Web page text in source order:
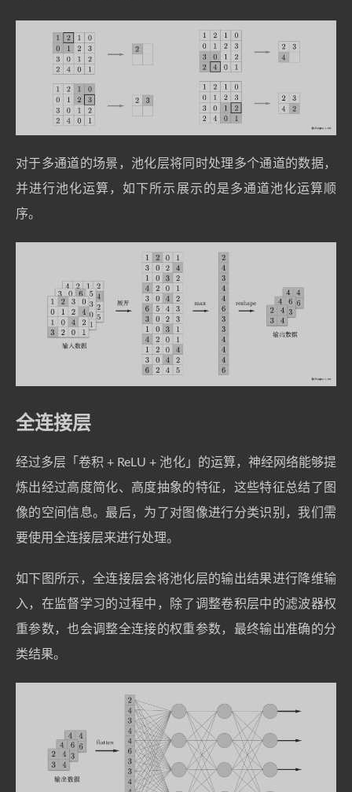
对于多通道的场景，池化层将同时处理多个通道的数据，
并进行池化运算，如下所示展示的是多通道池化运算顺
序。
全连接层
经过多层「卷积 + ReLU + 池化」的运算，神经网络能够提
炼出经过高度简化、高度抽象的特征，这些特征总结了图
像的空间信息。最后，为了对图像进行分类识别，我们需
要使用全连接层来进行处理。
如下图所示，全连接层会将池化层的输出结果进行降维输
入，在监督学习的过程中，除了调整卷积层中的滤波器权
重参数，也会调整全连接的权重参数，最终输出准确的分
类结果。